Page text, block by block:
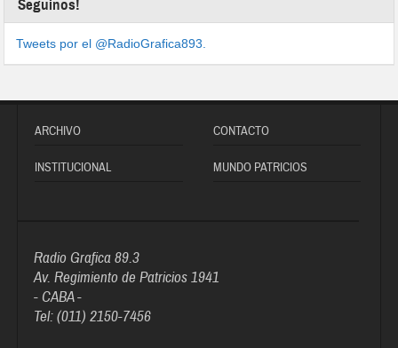
Seguinos!
Tweets por el @RadioGrafica893.
ARCHIVO CONTACTO
INSTITUCIONAL MUNDO PATRICIOS
Radio Grafica 89.3
Av. Regimiento de Patricios 1941
- CABA -
Tel: (011) 2150-7456